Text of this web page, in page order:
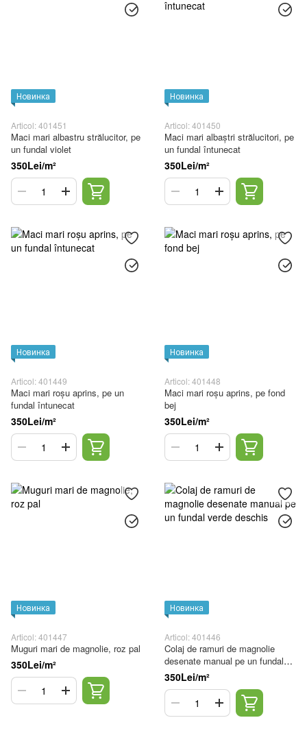
Новинка
Articol: 401451
Maci mari albastru strălucitor, pe
un fundal violet
350Lei/m²
Новинка
Articol: 401450
Maci mari albaștri strălucitori, pe
un fundal întunecat
350Lei/m²
Новинка
Articol: 401449
Maci mari roșu aprins, pe un
fundal întunecat
350Lei/m²
Новинка
Articol: 401448
Maci mari roșu aprins, pe fond
bej
350Lei/m²
Новинка
Articol: 401447
Muguri mari de magnolie, roz pal
350Lei/m²
Новинка
Articol: 401446
Colaj de ramuri de magnolie
desenate manual pe un fundal
verde deschis
350Lei/m²